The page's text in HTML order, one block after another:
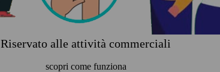
Riservato alle attività commerciali
scopri come funziona